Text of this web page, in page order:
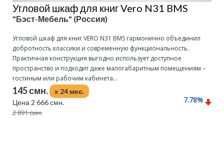
Угловой шкаф для книг Vero N31 BMS
"Бэст-Мебель" (Россия)
Угловой шкаф для книг VERO N31 BMS гармонично объединил
добротность классики и современную функциональность.
Практичная конструкция выгодно использует доступное
пространство и подходит даже малогабаритным помещениям –
гостиным или рабочим кабинета...
145 смн.
x 24 мес.
Цена 2 666 смн.
2 891 смн.
7.78%